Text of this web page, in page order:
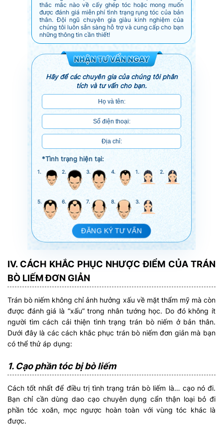
thắc mắc nào về cấy ghép tóc hoặc mong muốn
được đánh giá miễn phí tình trạng rụng tóc của bản
thân. Đội ngũ chuyên gia giàu kinh nghiệm của
chúng tôi luôn sẵn sàng hỗ trợ và cung cấp cho bạn
những thông tin cần thiết!
Hãy để các chuyên gia của chúng tôi phân
tích và tư vấn cho bạn.
*Tình trạng hiện tại:
1. 2. 3. 4. 1. 2.
5. 6. 7. 8. 3.
ĐĂNG KÝ TƯ VẤN
IV. CÁCH KHẮC PHỤC NHƯỢC ĐIỂM CỦA TRÁN
BÒ LIẾM ĐƠN GIẢN
Trán bò niếm không chỉ ảnh hưởng xấu về mặt thẩm mỹ mà còn
được đánh giá là “xấu” trong nhân tướng học. Do đó không ít
người tìm cách cải thiện tình trạng trán bò niếm ở bản thân.
Dưới đây là các cách khắc phục trán bò niếm đơn giản mà bạn
có thể thử áp dụng:
1. Cạo phần tóc bị bò liếm
Cách tốt nhất để điều trị tình trạng trán bò liếm là… cạo nó đi.
Bạn chỉ cần dùng dao cạo chuyên dụng cẩn thận loại bỏ đi
phần tóc xoăn, mọc ngược hoàn toàn với vùng tóc khác là
được.